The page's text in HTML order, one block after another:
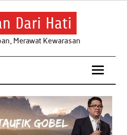
Dari Hati
Merawat Kewarasan